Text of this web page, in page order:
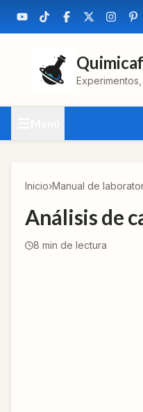
Inicio›Manual de
Análisis de
8 min de lectura